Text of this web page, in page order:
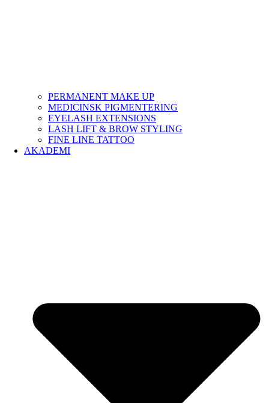
PERMANENT MAKE UP
MEDICINSK PIGMENTERING
EYELASH EXTENSIONS
LASH LIFT & BROW STYLING
FINE LINE TATTOO
AKADEMI